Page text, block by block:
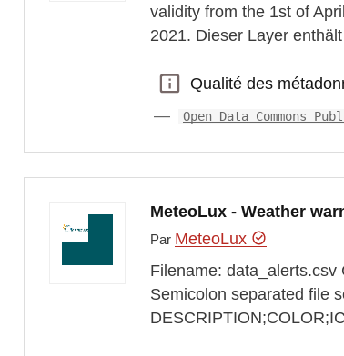
validity from the 1st of
2021. Dieser Layer
Qualité des métadonnées
Qualité des
Open Data Commons
MeteoLux - Weather
Par MeteoLux
Filename:
Semicolon separated file